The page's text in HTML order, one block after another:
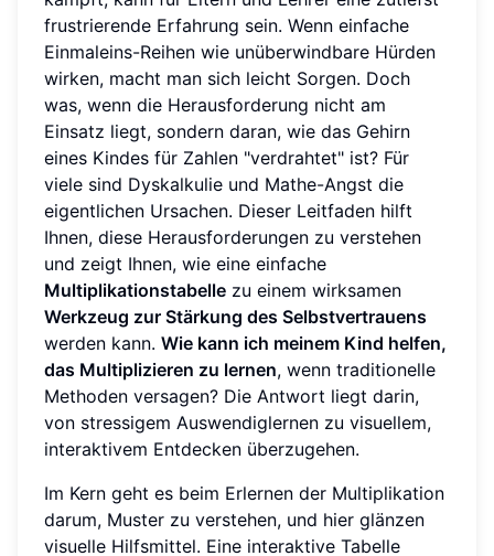
frustrierende Erfahrung sein. Wenn einfache
Einmaleins-Reihen wie unüberwindbare Hürden
wirken, macht man sich leicht Sorgen. Doch
was, wenn die Herausforderung nicht am
Einsatz liegt, sondern daran, wie das Gehirn
eines Kindes für Zahlen "verdrahtet" ist? Für
viele sind Dyskalkulie und Mathe-Angst die
eigentlichen Ursachen. Dieser Leitfaden hilft
Ihnen, diese Herausforderungen zu verstehen
und zeigt Ihnen, wie eine einfache
Multiplikationstabelle zu einem wirksamen
Werkzeug zur Stärkung des Selbstvertrauens
werden kann. Wie kann ich meinem Kind helfen,
das Multiplizieren zu lernen, wenn traditionelle
Methoden versagen? Die Antwort liegt darin,
von stressigem Auswendiglernen zu visuellem,
interaktivem Entdecken überzugehen.
Im Kern geht es beim Erlernen der Multiplikation
darum, Muster zu verstehen, und hier glänzen
visuelle Hilfsmittel. Eine interaktive Tabelle